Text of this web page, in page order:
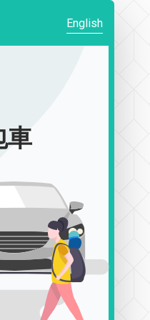
English